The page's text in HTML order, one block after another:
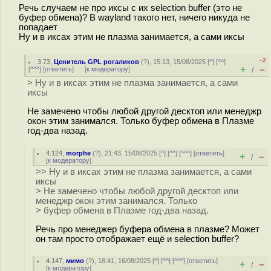
Речь случаем не про иксы с их selection buffer (это не
буфер обмена)? В wayland такого нет, ничего никуда не
попадает
Ну и в иксах этим не плазма занимается, а сами иксы
3.73 ,Ценитель GPL рогаликов (?), 15:13, 15/08/2025 [^] [^^]
[^^^] [ответить] [к модератору]
–2
+ / –
> Ну и в иксах этим не плазма занимается, а сами
иксы
Не замечено чтобы любой другой десктоп или менеджр
окон этим занимался. Только буфер обмена в Плазме
год-два назад.
4.124 ,morphe (?), 21:43, 15/08/2025 [^] [^^] [^^^] [ответить]
[к модератору] + / –
>> Ну и в иксах этим не плазма занимается, а сами
иксы
> Не замечено чтобы любой другой десктоп или
менеджр окон этим занимался. Только
> буфер обмена в Плазме год-два назад.
Речь про менеджер буфера обмена в плазме? Может
он там просто отображает ещё и selection buffer?
4.147 ,мимо (?), 18:41, 16/08/2025 [^] [^^] [^^^] [ответить]
[к модератору] + / –